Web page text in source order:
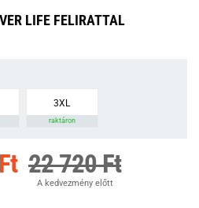
LIFE FELIRATTAL
3XL
raktáron
22 720 Ft
A kedvezmény előtt